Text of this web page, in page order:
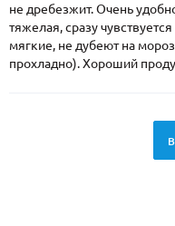
не дребезжит. Очень
тяжелая, сразу
мягкие, не дубеют на
прохладно). Хороший